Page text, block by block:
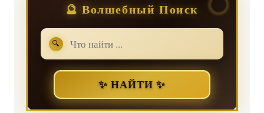
🔮 Волшебный Поиск
🔍
✨ НАЙТИ ✨